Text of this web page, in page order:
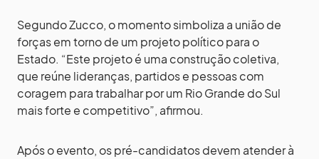
Segundo Zucco, o momento simboliza a união de
forças em torno de um projeto político para o
Estado. “Este projeto é uma construção coletiva,
que reúne lideranças, partidos e pessoas com
coragem para trabalhar por um Rio Grande do Sul
mais forte e competitivo”, afirmou.
Após o evento, os pré-candidatos devem atender à